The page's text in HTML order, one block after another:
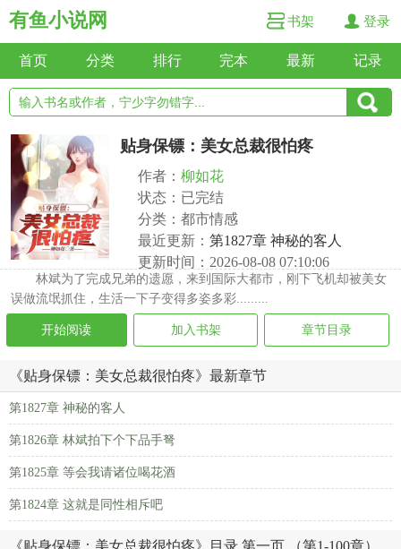
有鱼小说网 书架 登录
首页 分类 排行 完本 最新 记录
贴身保镖：美女总裁很怕疼
作者： 柳如花
状态：已完结
分类：都市情感
最近更新： 第1827章 神秘的客人
更新时间：2026-08-08 07:10:06
林斌为了完成兄弟的遗愿，来到国际大都市，刚下飞机却被美女
误做流氓抓住，生活一下子变得多姿多彩.........
开始阅读 加入书架 章节目录
《贴身保镖：美女总裁很怕疼》最新章节
第1827章 神秘的客人
第1826章 林斌拍下个下品手弩
第1825章 等会我请诸位喝花酒
第1824章 这就是同性相斥吧
《贴身保镖：美女总裁很怕疼》目录 第一页 （第1-100章）